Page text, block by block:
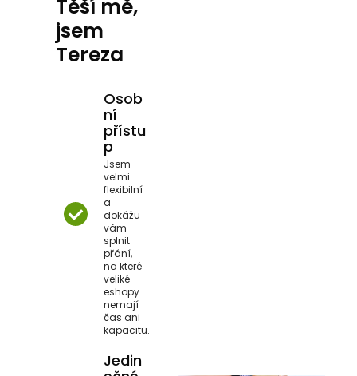
Těší mě,
jsem
Tereza
Osob
ní
přístu
p
Jsem
velmi
flexibilní
a
dokážu
vám
splnit
přání,
na které
veliké
eshopy
nemají
čas ani
kapacitu.
Jedin